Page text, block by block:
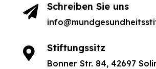
 Schreiben Sie uns
 Stiftungssitz
Bonner Str. 84, 42697